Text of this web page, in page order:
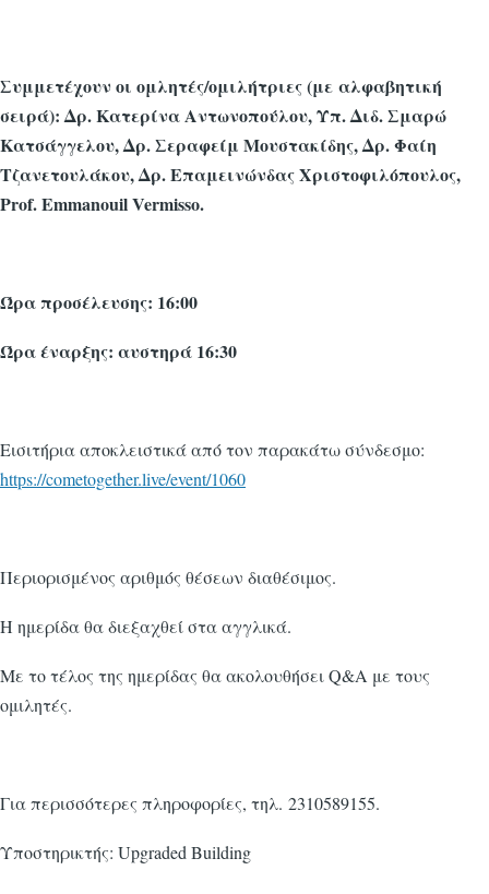
Συμμετέχουν οι ομλητές/ομιλήτριες (με αλφαβητική
σειρά): Δρ. Κατερίνα Αντωνοπούλου, Υπ. Διδ. Σμαρώ
Κατσάγγελου, Δρ. Σεραφείμ Μουστακίδης, Δρ. Φαίη
Τζανετουλάκου, Δρ. Επαμεινώνδας Χριστοφιλόπουλος,
Prof. Emmanouil Vermisso.
Ώρα προσέλευσης: 16:00
Ώρα έναρξης: αυστηρά 16:30
Εισιτήρια αποκλειστικά από τον παρακάτω σύνδεσμο:
https://cometogether.live/event/1060
Περιορισμένος αριθμός θέσεων διαθέσιμος.
Η ημερίδα θα διεξαχθεί στα αγγλικά.
Με το τέλος της ημερίδας θα ακολουθήσει Q&A με τους
ομιλητές.
Για περισσότερες πληροφορίες, τηλ. 2310589155.
Υποστηρικτής: Upgraded Building